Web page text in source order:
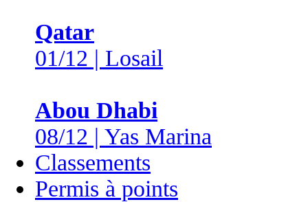
Qatar
01/12 | Losail
Abou Dhabi
08/12 | Yas Marina
Classements
Permis à points